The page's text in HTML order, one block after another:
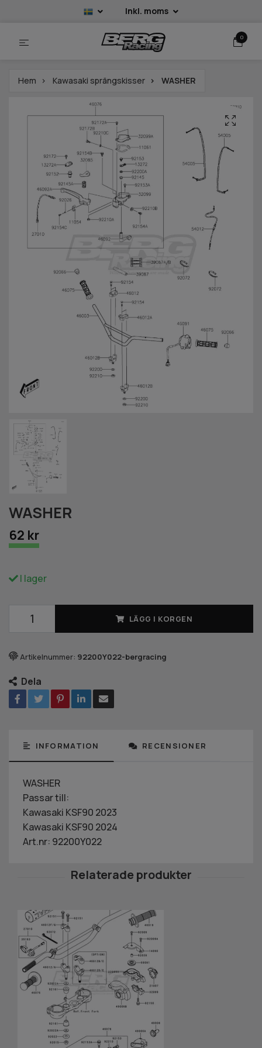
Inkl. moms
0
Hem Kawasaki sprängskisser WASHER
WASHER
62 kr
I lager
LÄGG I KORGEN
Artikelnummer: 92200Y022-bergracing
Dela
INFORMATION RECENSIONER
WASHER
Passar till:
Kawasaki KSF90 2023
Kawasaki KSF90 2024
Art.nr: 92200Y022